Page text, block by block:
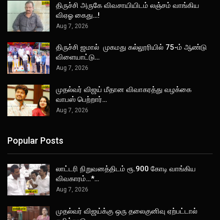
திருச்சி அருகே விவசாயியிடம் லஞ்சம் வாங்கிய
விஏஓ கைது…!
Aug 7, 2026
திருச்சி ஜமால் முகமது கல்லூரியில் 75-ம் ஆண்டு
விளையாட்டு…
Aug 7, 2026
முதல்வர் விஜய் மீதான விவாகரத்து வழக்கை
வாபஸ் பெற்றார்…
Aug 7, 2026
Popular Posts
லாட்டரி நிறுவனத்திடம் ரூ.900 கோடி வாங்கிய
விவகாரம்…*…
Aug 7, 2026
முதல்வர் விஜய்க்கு ஒரு தலைகுனிவு ஏற்பட்டால்